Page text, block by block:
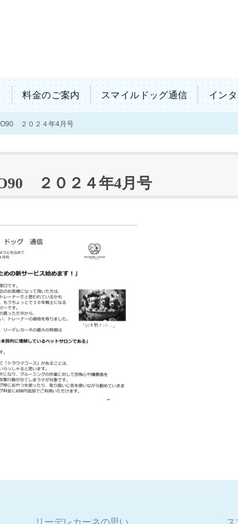
料金のご案内 スマイルドッグ通信 イン
２０２４年4月号
２０２４年4月号
リーデレカーネの思い